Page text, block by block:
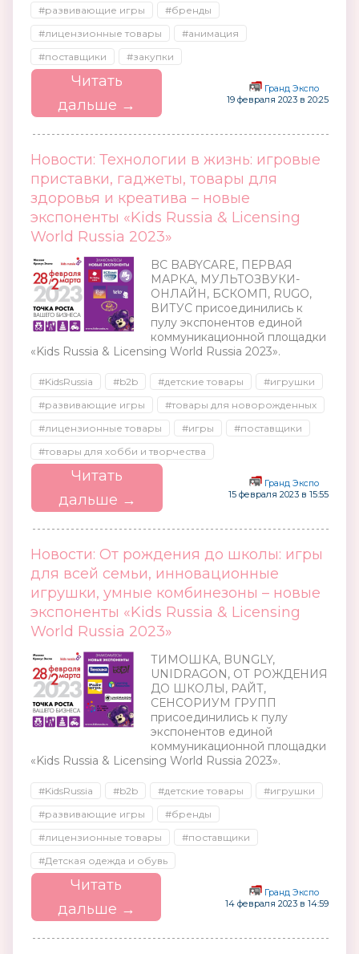
#развивающие игры
#бренды
#лицензионные товары
#анимация
#поставщики
#закупки
Читать
дальше →
Гранд Экспо
19 февраля 2023 в 20:25
Новости: Технологии в жизнь: игровые
приставки, гаджеты, товары для
здоровья и креатива – новые
экспоненты «Kids Russia & Licensing
World Russia 2023»
BC BABYCARE, ПЕРВАЯ
МАРКА, МУЛЬТОЗВУКИ-
ОНЛАЙН, БСКОМП, RUGO,
ВИТУС присоединились к
пулу экспонентов единой
коммуникационной площадки
«Kids Russia & Licensing World Russia 2023».
#KidsRussia #b2b #детские товары
#игрушки
#развивающие игры
#товары для новорожденных
#лицензионные товары
#игры
#поставщики
#товары для хобби и творчества
Читать
дальше →
Гранд Экспо
15 февраля 2023 в 15:55
Новости: От рождения до школы: игры
для всей семьи, инновационные
игрушки, умные комбинезоны – новые
экспоненты «Kids Russia & Licensing
World Russia 2023»
ТИМОШКА, BUNGLY,
UNIDRAGON, ОТ РОЖДЕНИЯ
ДО ШКОЛЫ, РАЙТ,
СЕНСОРИУМ ГРУПП
присоединились к пулу
экспонентов единой
коммуникационной площадки
«Kids Russia & Licensing World Russia 2023».
#KidsRussia #b2b #детские товары
#игрушки
#развивающие игры
#бренды
#лицензионные товары
#поставщики
#Детская одежда и обувь
Читать
дальше →
Гранд Экспо
14 февраля 2023 в 14:59